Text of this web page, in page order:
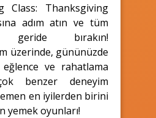
Class: Thanksgiving
adım atın ve tüm
geride bırakın!
üzerinde, gününüzde
ve rahatlama
benzer deneyim
en iyilerden birini
yemek oyunları!